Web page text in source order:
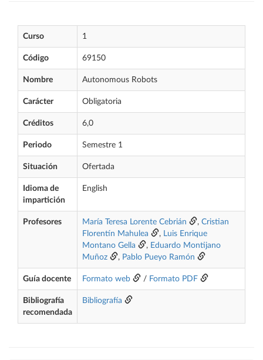
Curso 1
Código 69150
Nombre Autonomous Robots
Carácter Obligatoria
Créditos 6,0
Periodo Semestre 1
Situación Ofertada
Idioma de
impartición
English
Profesores María Teresa Lorente Cebrián , Cristian
Florentín Mahulea
, Luis Enrique
Montano Gella
, Eduardo Montijano
Muñoz
, Pablo Pueyo Ramón
Guía docente Formato web / Formato PDF
Bibliografía
recomendada
Bibliografía